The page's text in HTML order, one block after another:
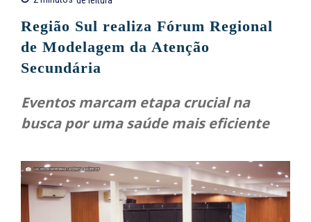
Região Sul realiza Fórum Regional
de Modelagem da Atenção
Secundária
Eventos marcam etapa crucial na
busca por uma saúde mais eficiente